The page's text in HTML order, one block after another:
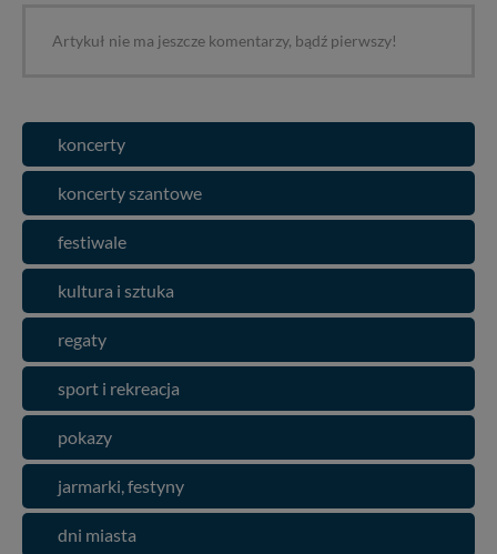
Artykuł nie ma jeszcze komentarzy, bądź pierwszy!
koncerty
koncerty szantowe
festiwale
kultura i sztuka
regaty
sport i rekreacja
pokazy
jarmarki, festyny
dni miasta